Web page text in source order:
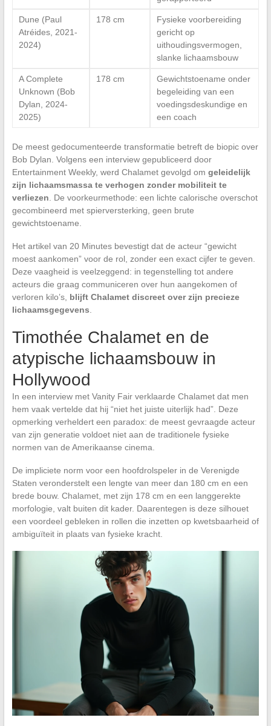
Dune (Paul
Atréides, 2021-
2024)
178 cm
Fysieke voorbereiding
gericht op
uithoudingsvermogen,
slanke lichaamsbouw
A Complete
Unknown (Bob
Dylan, 2024-
2025)
178 cm
Gewichtstoename onder
begeleiding van een
voedingsdeskundige en
een coach
De meest gedocumenteerde transformatie betreft de biopic over
Bob Dylan. Volgens een interview gepubliceerd door
Entertainment Weekly, werd Chalamet gevolgd om geleidelijk
zijn lichaamsmassa te verhogen zonder mobiliteit te
verliezen . De voorkeurmethode: een lichte calorische overschot
gecombineerd met spierversterking, geen brute
gewichtstoename.
Het artikel van 20 Minutes bevestigt dat de acteur “gewicht
moest aankomen” voor de rol, zonder een exact cijfer te geven.
Deze vaagheid is veelzeggend: in tegenstelling tot andere
acteurs die graag communiceren over hun aangekomen of
verloren kilo’s, blijft Chalamet discreet over zijn precieze
lichaamsgegevens
Timothée Chalamet en de
atypische lichaamsbouw in
Hollywood
In een interview met Vanity Fair verklaarde Chalamet dat men
hem vaak vertelde dat hij “niet het juiste uiterlijk had”. Deze
opmerking verheldert een paradox: de meest gevraagde acteur
van zijn generatie voldoet niet aan de traditionele fysieke
normen van de Amerikaanse cinema.
De impliciete norm voor een hoofdrolspeler in de Verenigde
Staten veronderstelt een lengte van meer dan 180 cm en een
brede bouw. Chalamet, met zijn 178 cm en een langgerekte
morfologie, valt buiten dit kader. Daarentegen is deze silhouet
een voordeel gebleken in rollen die inzetten op kwetsbaarheid of
ambiguïteit in plaats van fysieke kracht.